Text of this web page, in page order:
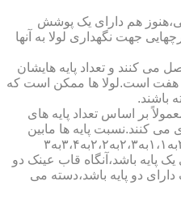
هم دارای یک پوشش
جهت نگهداری لولا به آنها
می کنند و تعداد پایه هایشان
هفت است.لولا ها ممکن است که
باشند.
بر اساس تعداد پایه های
می کنند.نسبت پایه ها مابین
دسته و قاب متغیر می باشد.مثلاً،۲به۱،۱به۲،۳به۲،۲به۳،۴به۳
یک پایه باشد،آنگاه قاب عینک دو
دو پایه باشد،دسته می